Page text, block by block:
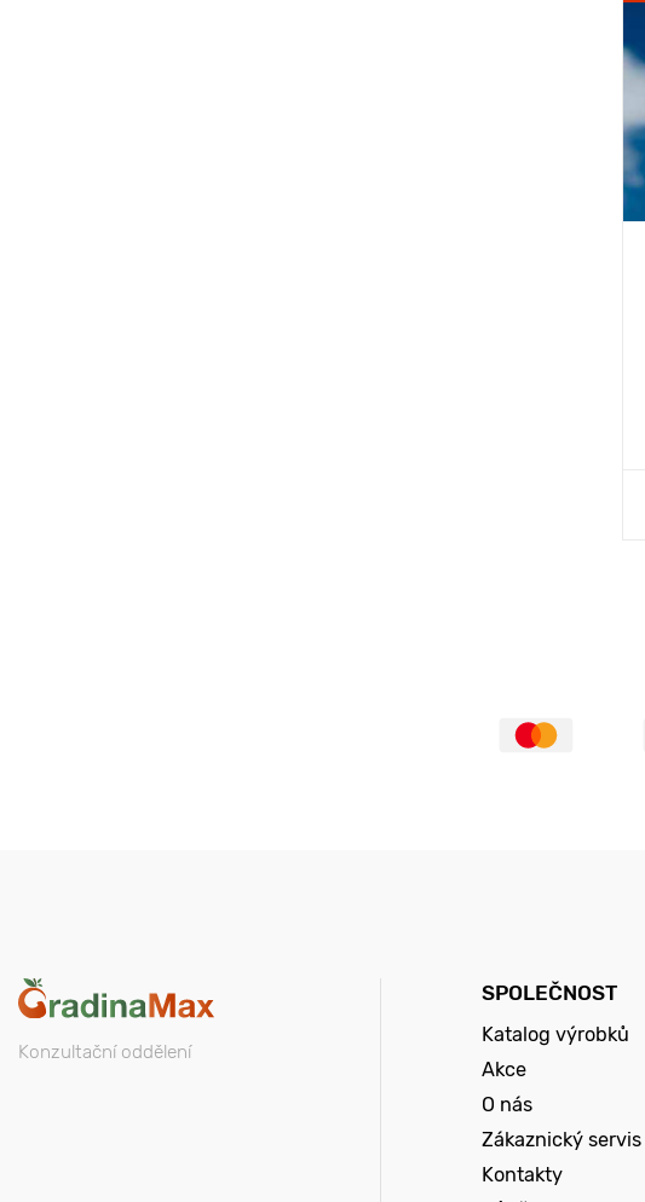
Konzultační oddělení
SPOLEČNOST
Katalog výrobků
Akce
O nás
Zákaznický servis
Kontakty